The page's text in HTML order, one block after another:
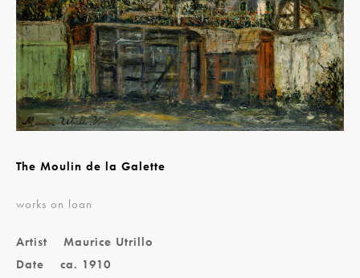
The Moulin de la Galette
works on loan
Artist
Maurice Utrillo
Date
ca. 1910